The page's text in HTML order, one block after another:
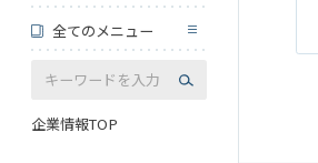
全てのメニュー
企業情報TOP